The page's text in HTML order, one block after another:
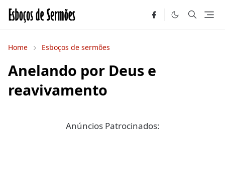
Home Esboços de sermões
Anelando por Deus e
reavivamento
Anúncios Patrocinados: